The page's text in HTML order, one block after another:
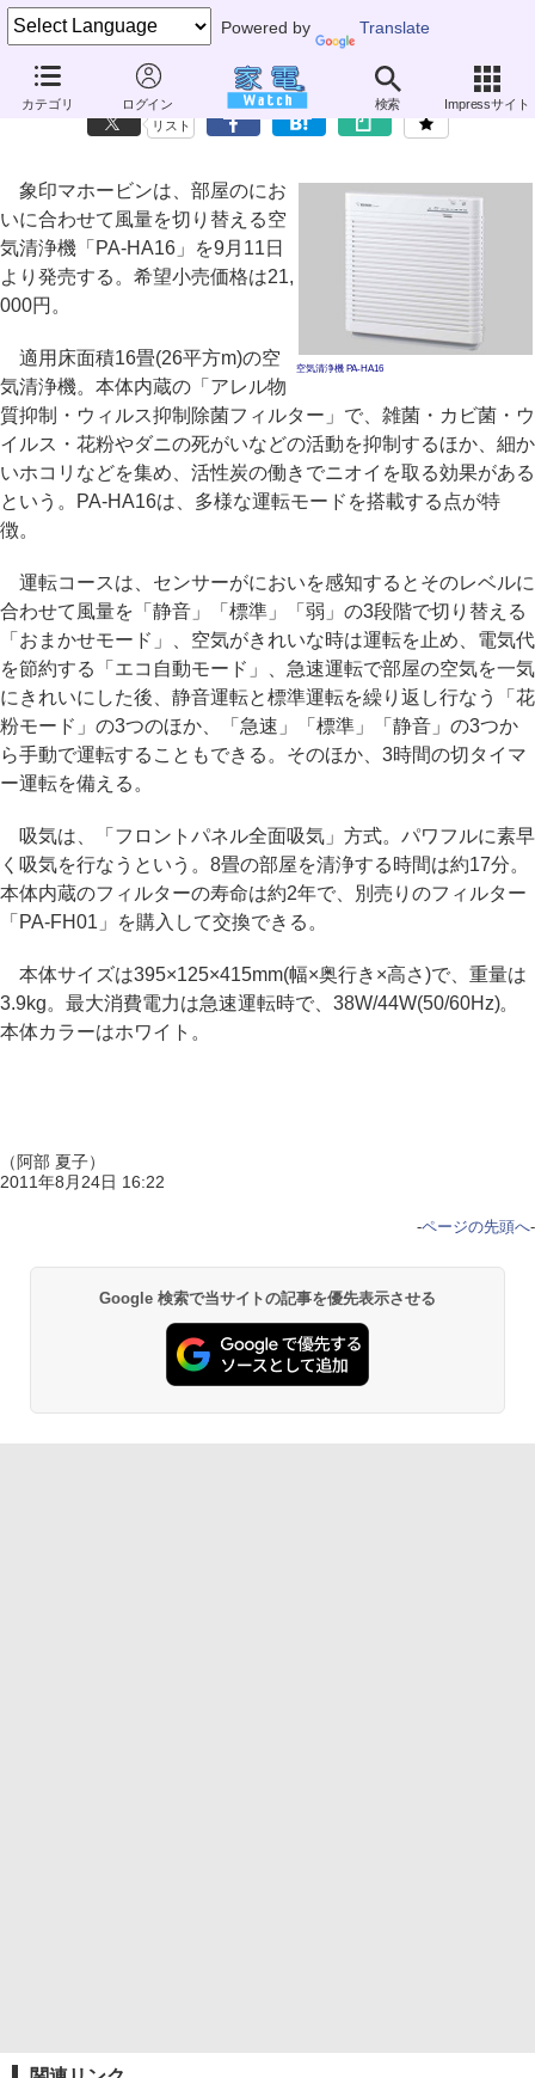
Powered by Translate
カテゴリ ログイン 検索 Impressサイト
象印、部屋のにおいに合わせて風量を切り替える空気清浄機
リスト
空気清浄機 PA-HA16
象印マホービンは、部屋のにお
いに合わせて風量を切り替える空
気清浄機「PA-HA16」を9月11日
より発売する。希望小売価格は21,
000円。
適用床面積16畳(26平方m)の空
気清浄機。本体内蔵の「アレル物
質抑制・ウィルス抑制除菌フィルター」で、雑菌・カビ菌・ウ
イルス・花粉やダニの死がいなどの活動を抑制するほか、細か
いホコリなどを集め、活性炭の働きでニオイを取る効果がある
という。PA-HA16は、多様な運転モードを搭載する点が特
徴。
運転コースは、センサーがにおいを感知するとそのレベルに
合わせて風量を「静音」「標準」「弱」の3段階で切り替える
「おまかせモード」、空気がきれいな時は運転を止め、電気代
を節約する「エコ自動モード」、急速運転で部屋の空気を一気
にきれいにした後、静音運転と標準運転を繰り返し行なう「花
粉モード」の3つのほか、「急速」「標準」「静音」の3つか
ら手動で運転することもできる。そのほか、3時間の切タイマ
ー運転を備える。
吸気は、「フロントパネル全面吸気」方式。パワフルに素早
く吸気を行なうという。8畳の部屋を清浄する時間は約17分。
本体内蔵のフィルターの寿命は約2年で、別売りのフィルター
「PA-FH01」を購入して交換できる。
本体サイズは395×125×415mm(幅×奥行き×高さ)で、重量は
3.9kg。最大消費電力は急速運転時で、38W/44W(50/60Hz)。
本体カラーはホワイト。
（阿部 夏子）
2011年8月24日 16:22
-ページの先頭へ-
Google 検索で当サイトの記事を優先表示させる